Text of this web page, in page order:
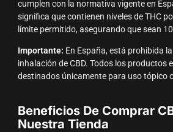
cumplen con la normativa vigente en
significa que contienen niveles de THC
límite permitido, asegurando que sean
Importante: En España, está prohibida
inhalación de CBD. Todos los productos
destinados únicamente para uso tópico
Beneficios De Comprar
Nuestra Tienda